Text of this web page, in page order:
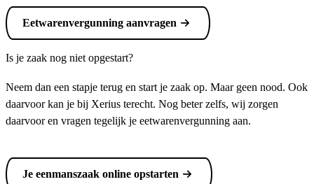
Eetwarenvergunning aanvragen
Is je zaak nog niet opgestart?
Neem dan een stapje terug en start je zaak op. Maar geen nood. Ook
daarvoor kan je bij Xerius terecht. Nog beter zelfs, wij zorgen
daarvoor en vragen tegelijk je eetwarenvergunning aan.
Je eenmanszaak online opstarten